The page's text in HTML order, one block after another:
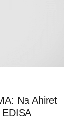
Na Ahiret